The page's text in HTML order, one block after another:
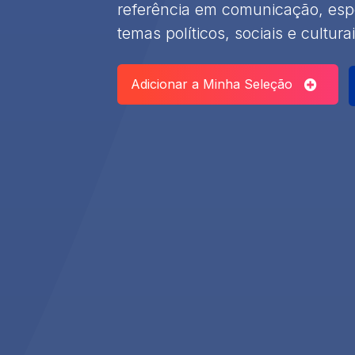
referência em comunicação,
temas políticos, sociais e
Adicionar a Minha Seleção